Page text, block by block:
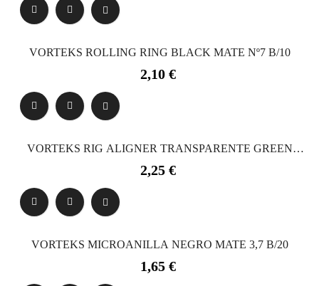
VORTEKS ROLLING RING BLACK MATE Nº7 B/10
Precio
2,10 €
VORTEKS RIG ALIGNER TRANSPARENTE GREEN
Precio
2,25 €
VORTEKS MICROANILLA NEGRO MATE 3,7 B/20
Precio
1,65 €